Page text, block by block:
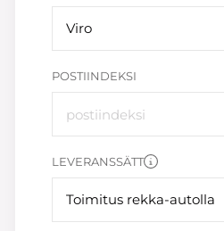
Viro
POSTIINDEKSI
LEVERANSSÄTT
Toimitus rekka-autolla